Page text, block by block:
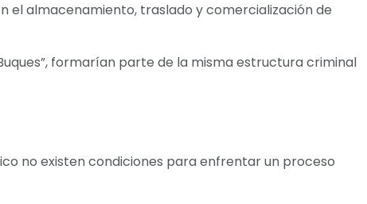
el almacenamiento, traslado y comercialización de
formarían parte de la misma estructura criminal
no existen condiciones para enfrentar un proceso